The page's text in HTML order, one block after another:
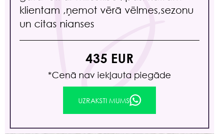
klientam ,ņemot vērā vēlmes,sezonu
un citas nianses
435 EUR
*Сenā nav iekļauta piegāde
UZRAKSTI MUMS